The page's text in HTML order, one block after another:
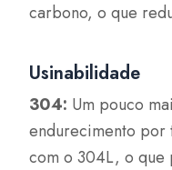
carbono, o que
Usinabilidade
304: Um pouco
endurecimento por
com o 304L, o que